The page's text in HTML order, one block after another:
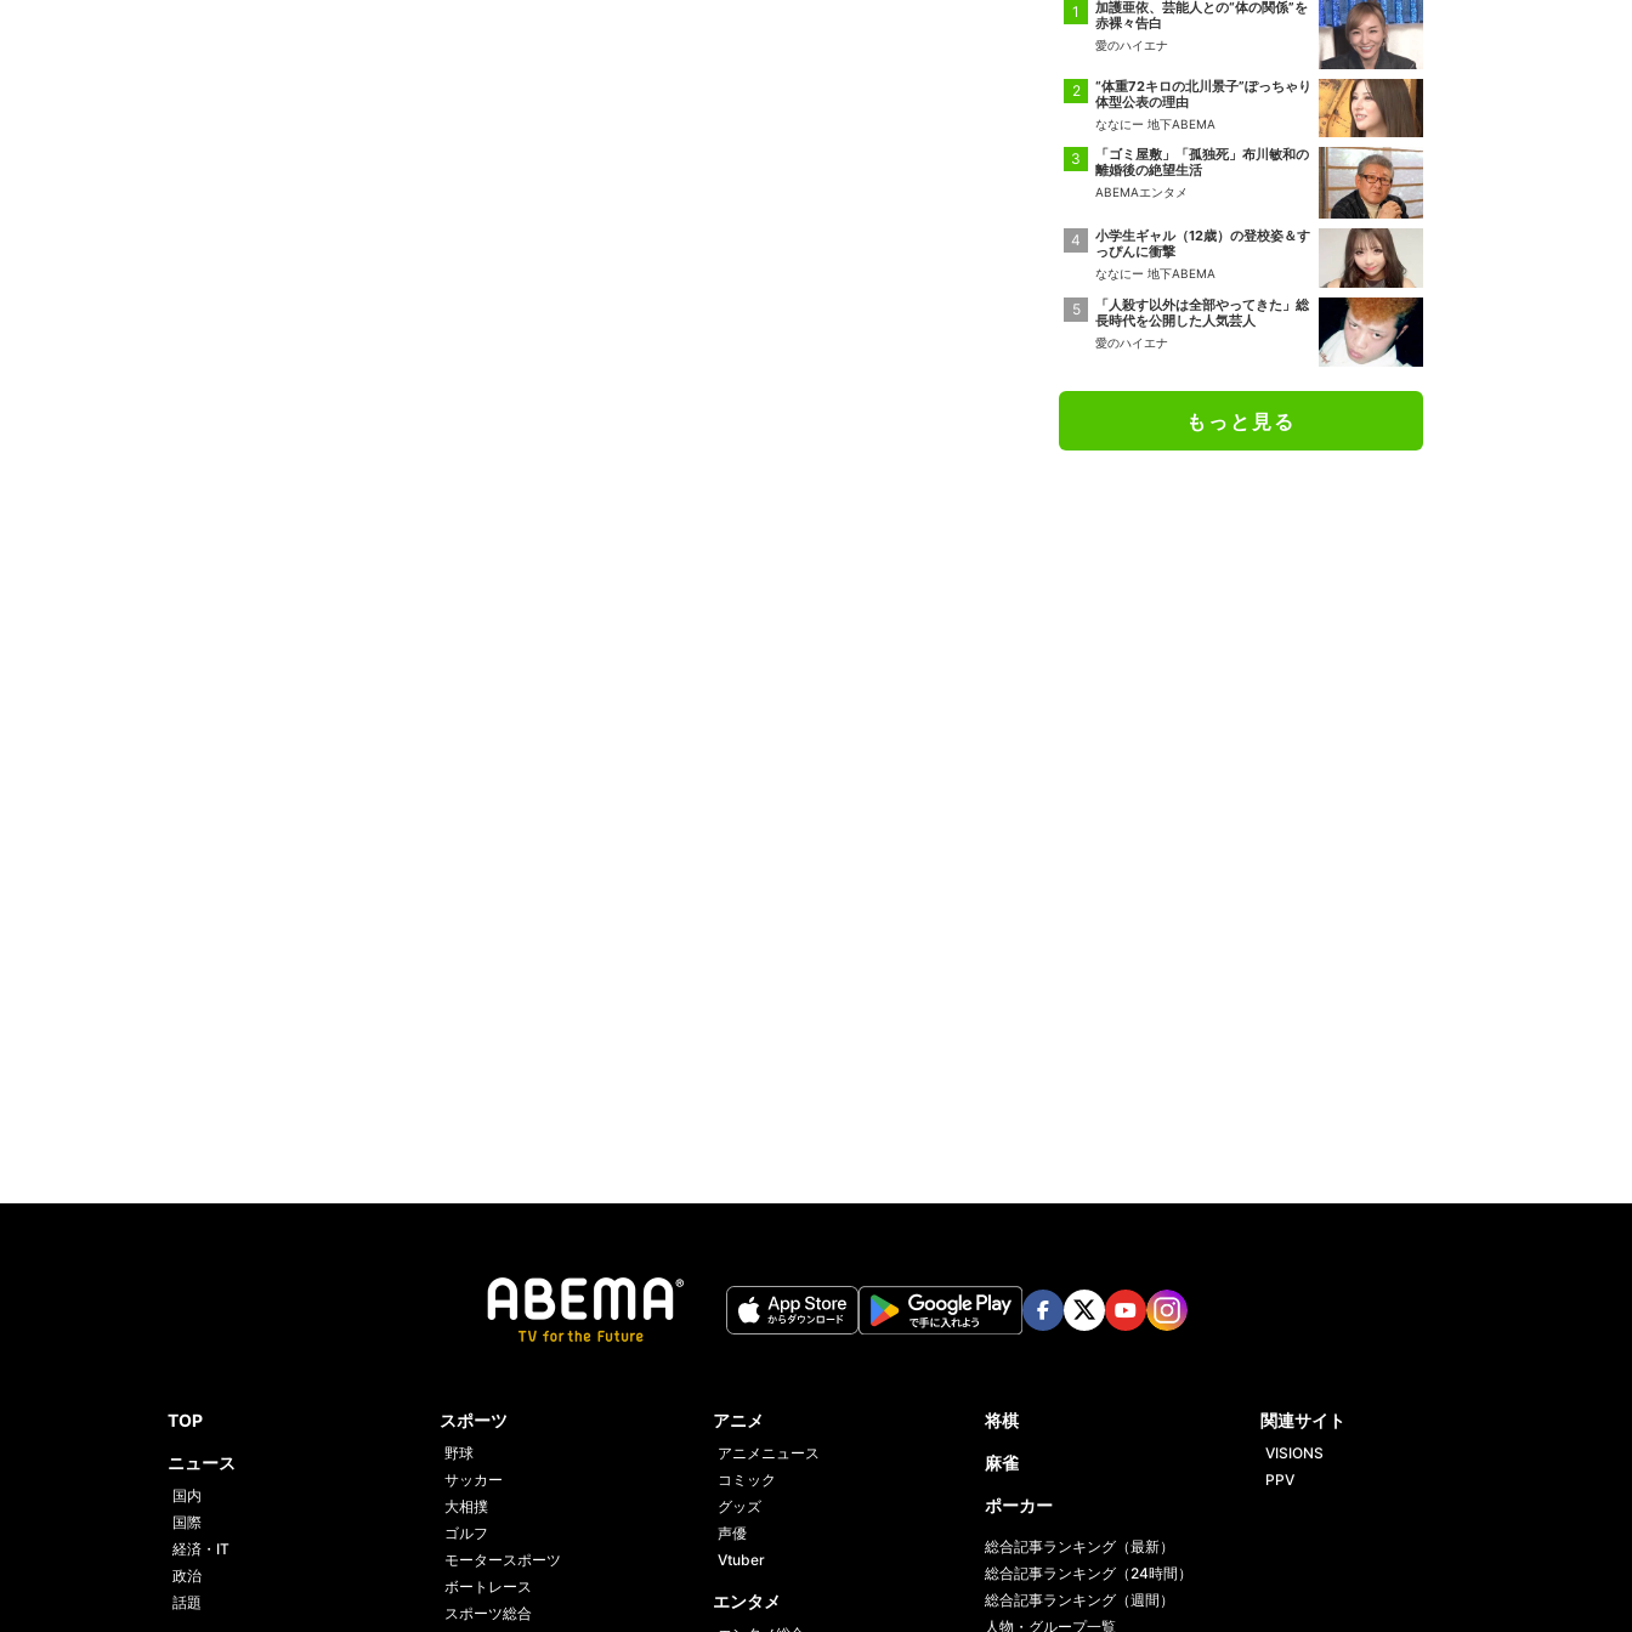
加護亜依、芸能人との“体の関係”を
赤裸々告白
愛のハイエナ
“体重72キロの北川景子”ぽっちゃり
体型公表の理由
ななにー 地下ABEMA
「ゴミ屋敷」「孤独死」布川敏和の
離婚後の絶望生活
ABEMAエンタメ
小学生ギャル（12歳）の登校姿＆す
っぴんに衝撃
ななにー 地下ABEMA
「人殺す以外は全部やってきた」総
長時代を公開した人気芸人
愛のハイエナ
もっと見る
TOP
ニュース
国内
国際
経済・IT
政治
話題
スポーツ
野球
サッカー
大相撲
ゴルフ
モータースポーツ
ボートレース
スポーツ総合
アニメ
アニメニュース
コミック
グッズ
声優
Vtuber
エンタメ
将棋
麻雀
ポーカー
総合記事ランキング（最新）
総合記事ランキング（24時間）
総合記事ランキング（週間）
人物・グループ一覧
関連サイト
VISIONS
PPV